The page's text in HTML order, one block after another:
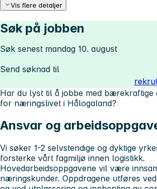
Vis flere detaljer
Søk på jobben
Søk senest mandag 10. august
Send søknad til
Har du lyst til å jobbe med bærekraftige
for næringslivet i Hålogaland?
Ansvar og
Vi søker 1-2 selvstendige og dyktige
forsterke vårt fagmiljø innen logistikk.
Hovedarbeidsoppgavene vil være
næringskunder. Oppdragene utføres